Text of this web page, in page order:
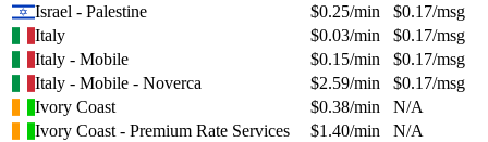
Israel - Palestine
$0.25/min $0.17/msg
Italy
$0.03/min $0.17/msg
Italy - Mobile
$0.15/min $0.17/msg
Italy - Mobile - Noverca
$2.59/min $0.17/msg
Ivory Coast
$0.38/min
N/A
Ivory Coast - Premium Rate Services
$1.40/min
N/A